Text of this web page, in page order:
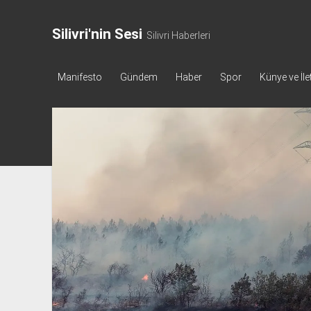
Silivri'nin Sesi Silivri Haberleri
Manifesto Gündem Haber Spor Künye ve